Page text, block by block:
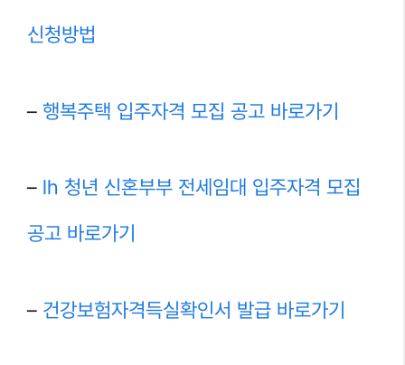
신청방법
– 행복주택 입주자격 모집 공고 바로가기
– lh 청년 신혼부부 전세임대 입주자격 모집
공고 바로가기
– 건강보험자격득실확인서 발급 바로가기